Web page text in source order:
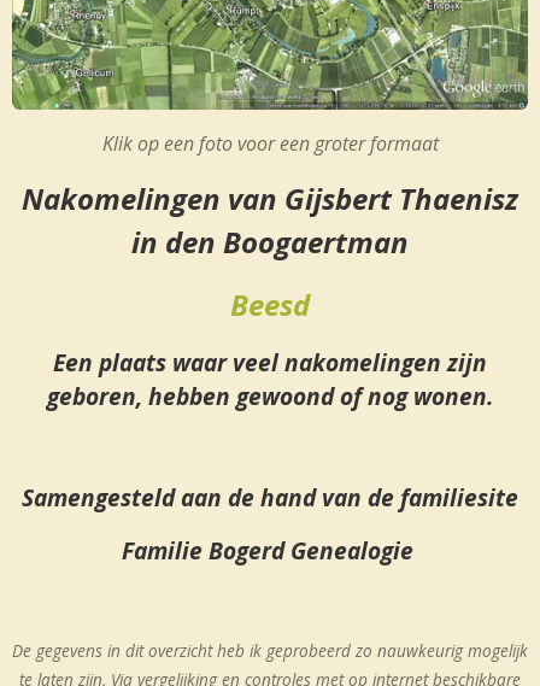
Klik op een foto voor een groter formaat
Nakomelingen van Gijsbert Thaenisz
in den Boogaertman
Beesd
Een plaats waar veel nakomelingen zijn
geboren, hebben gewoond of nog wonen.
Samengesteld aan de hand van de familiesite
Familie Bogerd Genealogie
De gegevens in dit overzicht heb ik geprobeerd zo nauwkeurig mogelijk
te laten zijn. Via vergelijking en controles met op internet beschikbare